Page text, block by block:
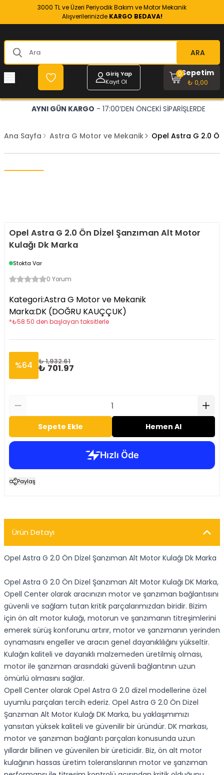
3000 TL ve Üzeri Periyodik Bakım ve Motor Mekanik
Alışverilerinizde KARGO BEDAVA!
ARA
Giriş Yap
Kayıt Ol
Sepetim
₺ 0,00
0
AYNI GÜN KARGO - 17:00’DEN ÖNCEKİ SİPARİŞLERDE
Ana Sayfa Astra G Motor ve Mekanik Opel Astra G 2.0
Opel Astra G 2.0 Ön Dİzel Şanzıman Alt Motor
Kulağı Dk Marka
Stokta Var
0 Yorum
Kategori:Astra G Motor ve Mekanik
Marka:DK (DOĞRU KAUÇÇUK)
*₺58.50 den başlayan taksitlerle
%64 ₺ 1,932.61
₺ 701.97
Sepete Ekle Hemen Al
Paylaş
Ürün Detayı
Opel Astra G 2.0 Ön Dİzel Şanzıman Alt Motor Kulağı Dk Marka
Opel Astra G 2.0 Ön Dizel Şanzıman Alt Motor Kulağı DK Marka,
Opell Center olarak aracınızın motor ve şanzıman bağlantısını
güvenli ve sağlam tutan kritik parçalarımızdan biridir. Bizim
için ön alt motor kulağı, motorun ve şanzımanın titreşimlerini
emerek sürüş konforunu artırır, motor ve şanzımanın yerinden
oynamasını engeller ve aracın genel dayanıklılığını yükseltir.
Kulağın kaliteli ve dayanıklı malzemeden üretilmiş olması,
motor ile şanzıman arasındaki güvenli bağlantının uzun
ömürlü olmasını sağlar.
Opell Center olarak Opel Astra G 2.0 dizel modellerine özel
uyumlu parçaları tercih ederiz. Opel Astra G 2.0 Ön Dizel
Şanzıman Alt Motor Kulağı DK Marka, bu yaklaşımımızı
yansıtan yüksek kaliteli ve güvenilir bir üründür. DK markası,
motor ve şanzıman bağlantı parçaları konusunda uzun
yıllardır bilinen ve güvenilen bir üreticidir. Biz, ön alt motor
kulağının hassas üretim toleranslarının motor ve şanzıman